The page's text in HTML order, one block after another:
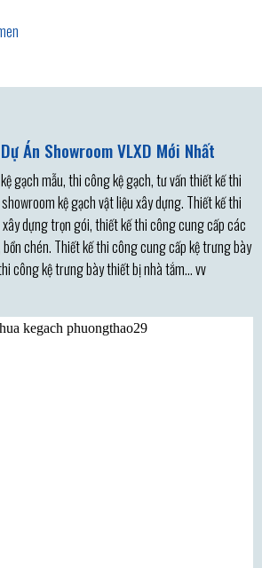
Án Showroom VLXD Mới Nhất
gạch mẫu, thi công kệ gạch, tư vấn thiết kế thi
kệ gạch vật liệu xây dựng. Thiết kế thi
dựng trọn gói, thiết kế thi công cung cấp các
chén. Thiết kế thi công cung cấp kệ trưng bày
công kệ trưng bày thiết bị nhà tắm… vv